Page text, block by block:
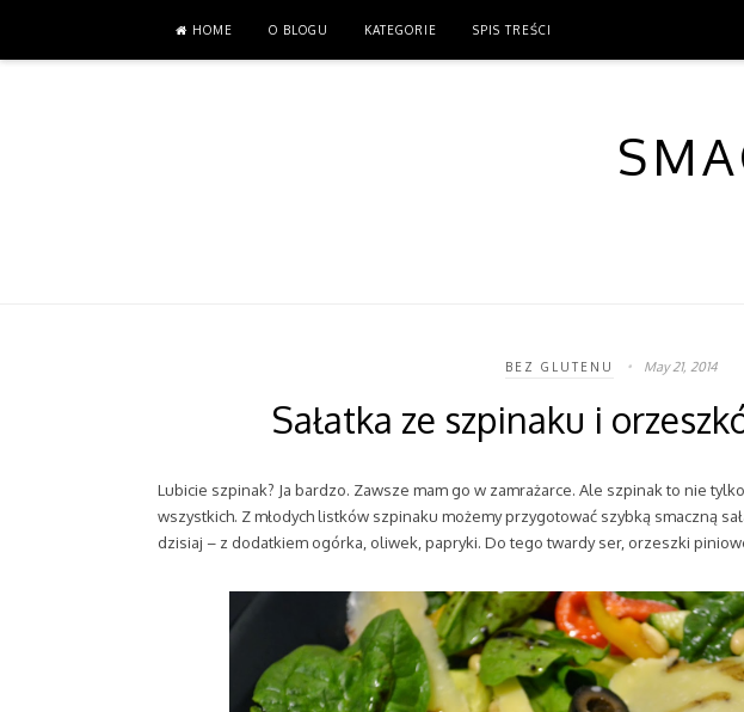
HOME O BLOGU KATEGORIE SPIS TREŚCI
HOME O BLOGU KATEGORIE SPIS TREŚCI
BEZ GLUTENU May 21, 2014
Sałatka ze szpinaku i
Lubicie szpinak? Ja bardzo. Zawsze mam go w zamrażarce. Ale szpinak to nie
wszystkich. Z młodych listków szpinaku możemy przygotować szybką smaczną
dzisiaj – z dodatkiem ogórka, oliwek, papryki. Do tego twardy ser, orzeszki